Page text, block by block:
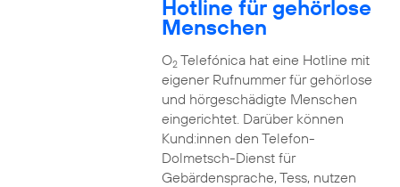
Hotline für gehörlose
Menschen
O2Telefónica hat eine Hotline mit
eigener Rufnummer für gehörlose
und hörgeschädigte Menschen
eingerichtet. Darüber können
Kund:innen den Telefon-
Dolmetsch-Dienst für
Gebärdensprache, Tess, nutzen